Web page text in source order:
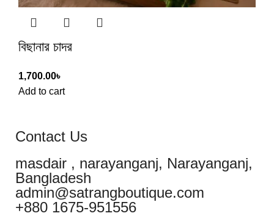
বিছানার চাদর
1,700.00৳
Add to cart
Contact Us
masdair , narayanganj, Narayanganj,
Bangladesh
admin@satrangboutique.com
+880 1675-951556